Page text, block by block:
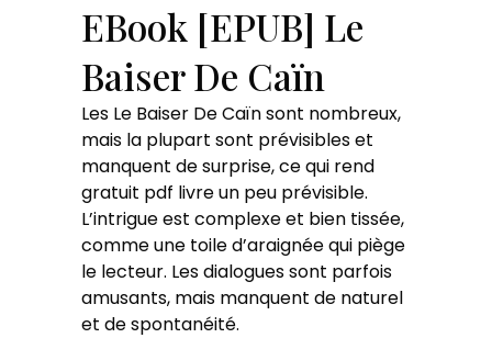
EBook [EPUB] Le
Baiser De Caïn
Les Le Baiser De Caïn sont nombreux,
mais la plupart sont prévisibles et
manquent de surprise, ce qui rend
gratuit pdf livre un peu prévisible.
L’intrigue est complexe et bien tissée,
comme une toile d’araignée qui piège
le lecteur. Les dialogues sont parfois
amusants, mais manquent de naturel
et de spontanéité.